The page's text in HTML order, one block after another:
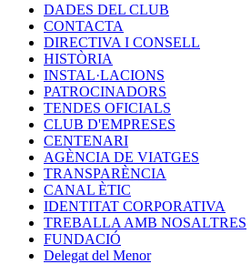
DADES DEL CLUB
CONTACTA
DIRECTIVA I CONSELL
HISTÒRIA
INSTAL·LACIONS
PATROCINADORS
TENDES OFICIALS
CLUB D'EMPRESES
CENTENARI
AGÈNCIA DE VIATGES
TRANSPARÈNCIA
CANAL ÈTIC
IDENTITAT CORPORATIVA
TREBALLA AMB NOSALTRES
FUNDACIÓ
Delegat del Menor